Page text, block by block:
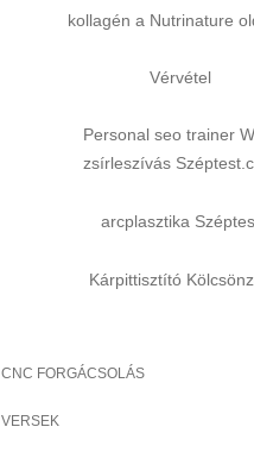
kollagén a Nutrinature
Vérvétel
Personal seo trainer
zsírleszívás
arcplasztika
Kárpittisztító
CNC FORGÁCSOLÁS
VERSEK